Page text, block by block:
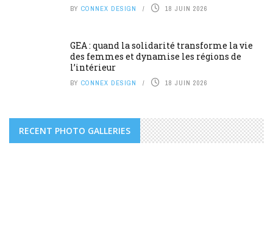
BY CONNEX DESIGN 18 JUIN 2026
GEA : quand la solidarité transforme la vie
des femmes et dynamise les régions de
l’intérieur
BY CONNEX DESIGN 18 JUIN 2026
RECENT PHOTO GALLERIES